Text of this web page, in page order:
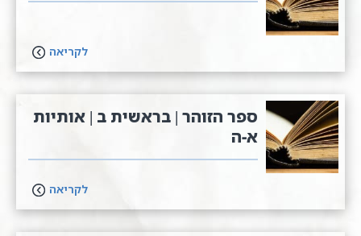
לקריאה
ספר הזוהר | בראשית ב | אותיות
א-ה
לקריאה